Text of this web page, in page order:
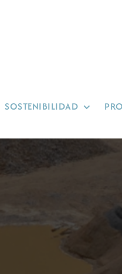
SOSTENIBILIDAD